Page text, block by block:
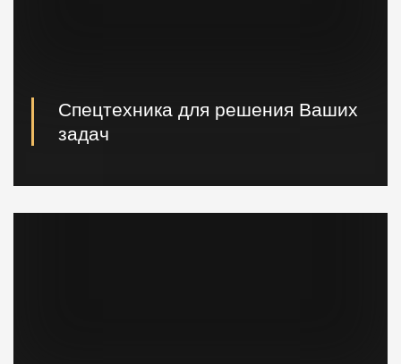
Спецтехника для решения Ваших
задач